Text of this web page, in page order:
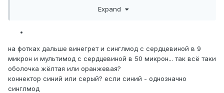
Kabeldurchmesser 3mm
Anzahl der Fasern: 2
Länge: 1
APC-Ausführung: nein
Mantel-Farbe: gelb
Kategorie: OS2
Expand
на фотках дальше винегрет и синглмод с сердцевиной в 9
микрон и мультимод с сердцевиной в 50 микрон... так всё таки
оболочка жёлтая или оранжевая?
коннектор синий или серый? если синий - однозначно
синглмод